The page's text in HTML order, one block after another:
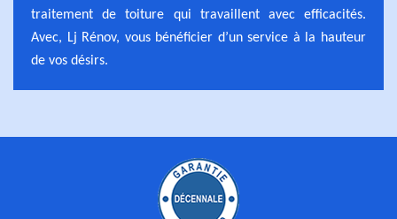
traitement de toiture qui travaillent avec efficacités.
Avec, Lj Rénov, vous bénéficier d’un service à la hauteur
de vos désirs.